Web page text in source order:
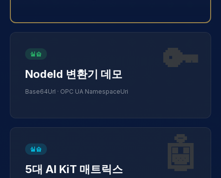
🔑
실습
NodeId 변환기 데모
Base64Url · OPC UA NamespaceUri
🤖
실습
5대 AI KiT 매트릭스